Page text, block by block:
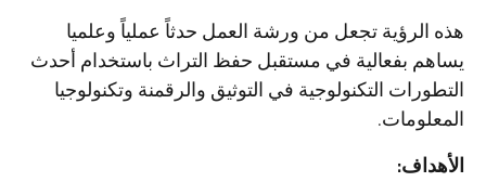
هذه الرؤية تجعل من ورشة العمل حدثاً عملياً وعلميا
يساهم بفعالية في مستقبل حفظ التراث باستخدام أحدث
التطورات التكنولوجية في التوثيق والرقمنة وتكنولوجيا
المعلومات.
الأهداف: